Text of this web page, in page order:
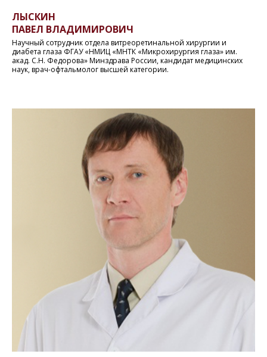
ЛЫСКИН
ПАВЕЛ ВЛАДИМИРОВИЧ
Научный сотрудник отдела витреоретинальной хирургии и
диабета глаза ФГАУ «НМИЦ «МНТК «Микрохирургия глаза» им.
акад. С.Н. Федорова» Минздрава России, кандидат медицинских
наук, врач-офтальмолог высшей категории.